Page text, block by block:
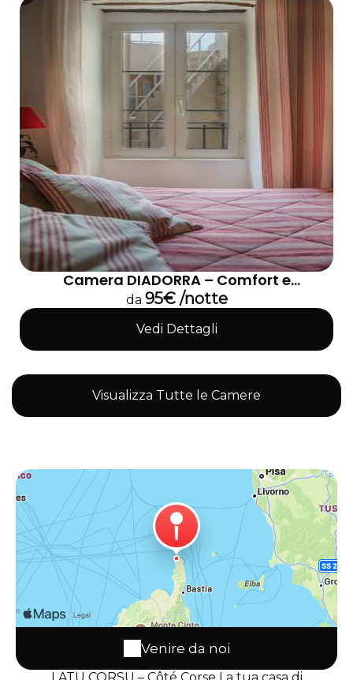
Camera DIADORRA – Comfort e
tranquillità
da 95€ /notte
Vedi Dettagli
Visualizza Tutte le Camere
Venire da noi
LATU CORSU – Côté Corse La tua casa di